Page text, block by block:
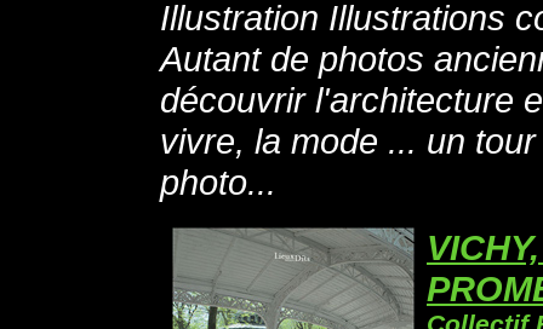
Illustration Illustrations
Autant de photos
découvrir l'architecture
vivre, la mode ... un
photo...
Collectif